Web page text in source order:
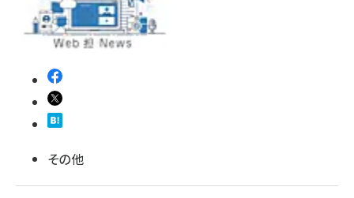
meo (1281)
llmo (1167)
その他